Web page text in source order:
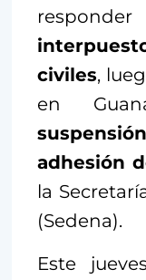
civiles,
en
adhesión
la
(Sedena).
Este